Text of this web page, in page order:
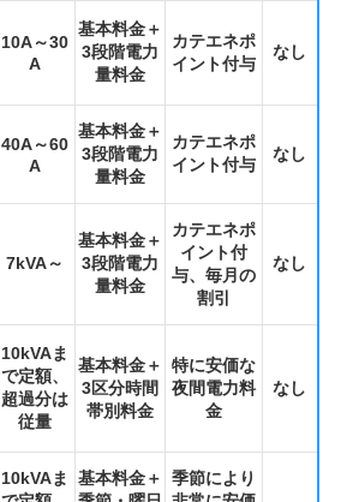
10A～30
A
基本料金＋
3段階電力
量料金
カテエネポ
イント付与
なし
40A～60
A
基本料金＋
3段階電力
量料金
カテエネポ
イント付与
なし
7kVA～
基本料金＋
3段階電力
量料金
カテエネポ
イント付
与、毎月の
割引
なし
10kVAま
で定額、
超過分は
従量
基本料金＋
3区分時間
帯別料金
特に安価な
夜間電力料
金
なし
10kVAま
基本料金＋
季節により